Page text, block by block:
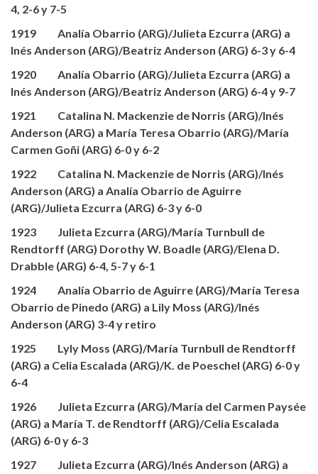
4, 2-6 y 7-5
1919 Analía Obarrio (ARG)/Julieta Ezcurra (ARG) a
Inés Anderson (ARG)/Beatriz Anderson (ARG) 6-3 y 6-4
1920 Analía Obarrio (ARG)/Julieta Ezcurra (ARG) a
Inés Anderson (ARG)/Beatriz Anderson (ARG) 6-4 y 9-7
1921 Catalina N. Mackenzie de Norris (ARG)/Inés
Anderson (ARG) a María Teresa Obarrio (ARG)/María
Carmen Goñi (ARG) 6-0 y 6-2
1922 Catalina N. Mackenzie de Norris (ARG)/Inés
Anderson (ARG) a Analía Obarrio de Aguirre
(ARG)/Julieta Ezcurra (ARG) 6-3 y 6-0
1923 Julieta Ezcurra (ARG)/María Turnbull de
Rendtorff (ARG) Dorothy W. Boadle (ARG)/Elena D.
Drabble (ARG) 6-4, 5-7 y 6-1
1924 Analía Obarrio de Aguirre (ARG)/María Teresa
Obarrio de Pinedo (ARG) a Lily Moss (ARG)/Inés
Anderson (ARG) 3-4 y retiro
1925 Lyly Moss (ARG)/María Turnbull de Rendtorff
(ARG) a Celia Escalada (ARG)/K. de Poeschel (ARG) 6-0 y
6-4
1926 Julieta Ezcurra (ARG)/María del Carmen Paysée
(ARG) a María T. de Rendtorff (ARG)/Celia Escalada
(ARG) 6-0 y 6-3
1927 Julieta Ezcurra (ARG)/Inés Anderson (ARG) a